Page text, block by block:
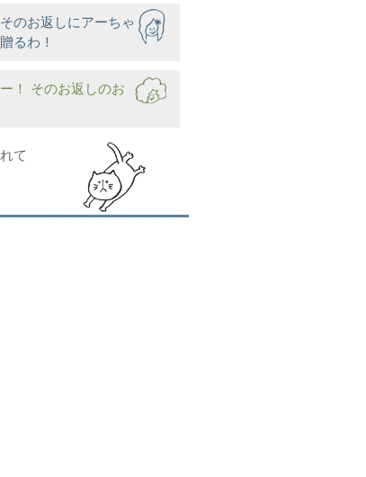
のお返しにアーちゃ
るわ！
！ そのお返しのお
て